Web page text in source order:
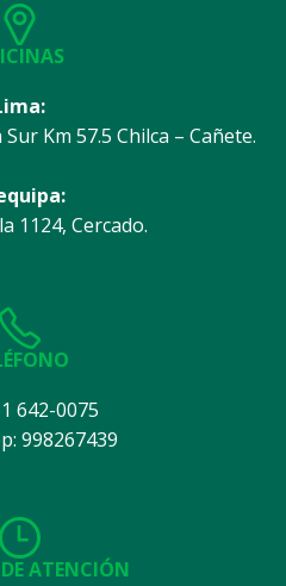
Km 57.5 Chilca – Cañete.
1124, Cercado.
642-0075
998267439
ATENCIÓN